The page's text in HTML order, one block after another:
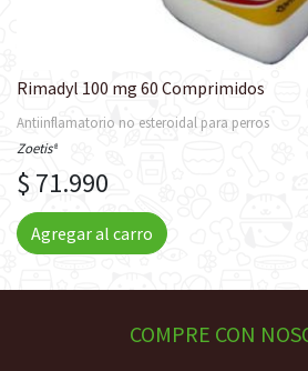
Rimadyl 100 mg 60 Comprimidos
Antiinflamatorio no esteroidal para perros
Zoetis®
$ 71.990
Agregar al carro
COMPRE CON